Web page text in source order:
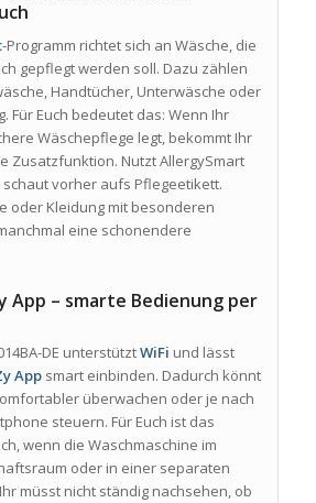
-Programm richtet sich an Wäsche, die
gepflegt werden soll. Dazu zählen
Handtücher, Unterwäsche oder
Für Euch bedeutet das: Wenn Ihr
Wäschepflege legt, bekommt Ihr
Zusatzfunktion. Nutzt AllergySmart
vorher aufs Pflegeetikett.
oder Kleidung mit besonderen
eine schonendere
App – smarte Bedienung per
DE unterstütztWiFi und lässt
Appsmart einbinden. Dadurch könnt
überwachen oder je nach
steuern. Für Euch ist das
wenn die Waschmaschine im
oder in einer separaten
müsst nicht ständig nachsehen, ob